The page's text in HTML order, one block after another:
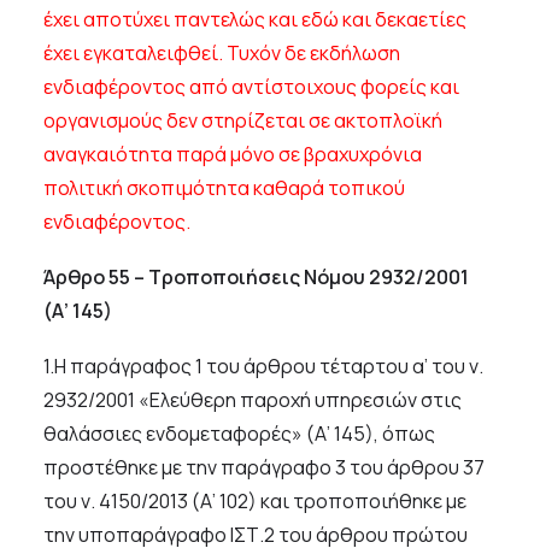
έχει αποτύχει παντελώς και εδώ και δεκαετίες
έχει εγκαταλειφθεί. Τυχόν δε εκδήλωση
ενδιαφέροντος από αντίστοιχους φορείς και
οργανισμούς δεν στηρίζεται σε ακτοπλοϊκή
αναγκαιότητα παρά μόνο σε βραχυχρόνια
πολιτική σκοπιμότητα καθαρά τοπικού
ενδιαφέροντος.
Άρθρο 55 – Τροποποιήσεις Νόμου 2932/2001
(Α’ 145)
1.Η παράγραφος 1 του άρθρου τέταρτου α’ του ν.
2932/2001 «Ελεύθερη παροχή υπηρεσιών στις
θαλάσσιες ενδομεταφορές» (Α’ 145), όπως
προστέθηκε με την παράγραφο 3 του άρθρου 37
του ν. 4150/2013 (Α’ 102) και τροποποιήθηκε με
την υποπαράγραφο ΙΣΤ.2 του άρθρου πρώτου